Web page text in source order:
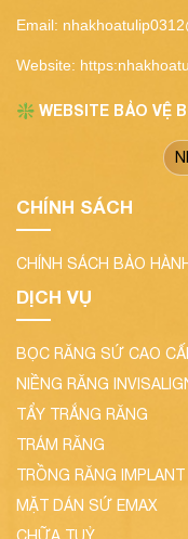
Email:
Website:
❇️ WEBSITE BẢO VỆ
CHÍNH SÁCH
CHÍNH SÁCH BẢO
DỊCH VỤ
BỌC RĂNG SỨ CAO
NIỀNG RĂNG
TẨY TRẮNG RĂNG
TRÁM RĂNG
TRỒNG RĂNG IMPLANT
MẶT DÁN SỨ EMAX